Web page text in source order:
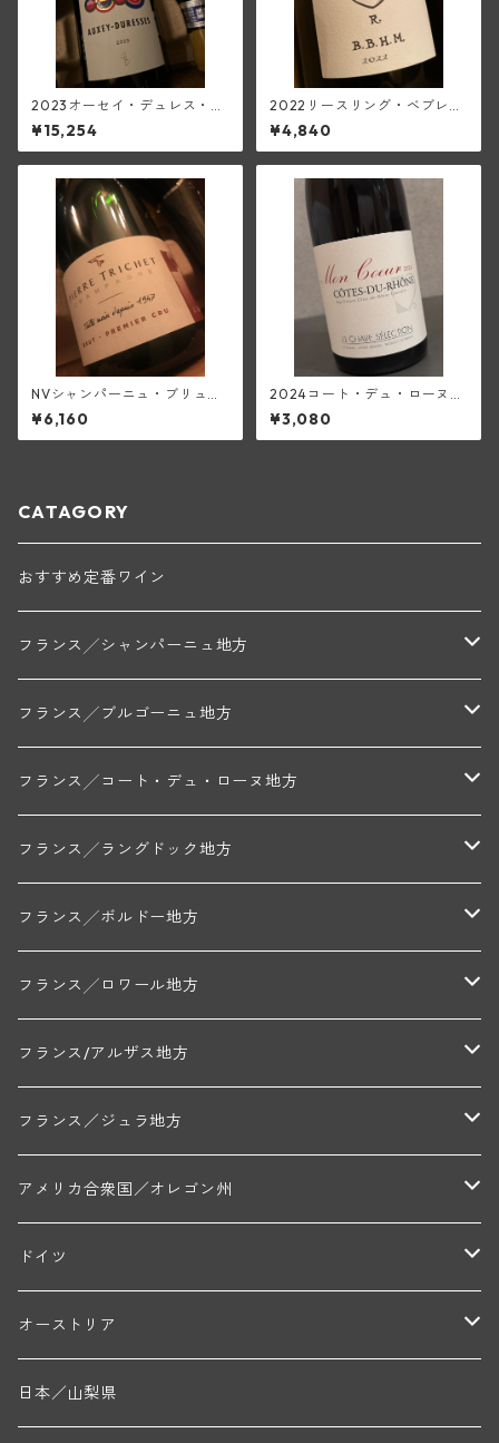
2023オーセイ・デュレス・ブ
ラン(ピエール・エ・ルイ・ト
ラペ)
¥15,254
2022リースリング・ベブレン
ハイム(トラペ)
¥4,840
NVシャンパーニュ・ブリュッ
ト・ブラン1級(ピエール・トリ
シェ)
¥6,160
2024コート・デュ・ローヌ・
モン・クール(ジャン・ルイ・
シャーヴ・セレクション)
¥3,080
CATAGORY
おすすめ定番ワイン
フランス╱シャンパーニュ地方
モンターニュ・ド・ランス
トリシェ・ディディエ
コート・デ・ブラン
ミッシェル・ジュネ
フランス╱ブルゴーニュ地方
シャブリ地区
プティ・ポンティニィ(シャブリ)
アラン・マティアス(トネロワ)
コート・ド・ニュイ地区
クロード・デュガ(ジュヴレ・シャンベルタン)
セラファン・ペール・エ・フィス(ジュヴレ・シャンベルタン)
エマニュエル・ルジェ(フラジェ・エシェゾー)
ニコラ・ルジェ(フラジェ・エシェゾー)
コート・ド・ボーヌ地区
フランソワーズ・ジャニアール(ペルナン・ヴェルジュレス)
マルキ・ダンジェルヴィル(ヴォルネー)
ドニ・ペール・エ・フィス(ペルナン・ヴェルジュレス)
コント・ラフォン(ムルソー)
コート・シャロネーズ地区
ロワイエ(コート・デュ・クーショワ)
A&Pド・ヴィレーヌ(ブーズロン)
マコネ地区
マンシア・ポンセ(シャントレ)
ボージョレ地区
フランク・ジュイヤール(ジュリエナ)
ギイ・ブルトン(モルゴン)
フランス╱コート・デュ・ローヌ地方
北部地区
ジャン・ルイ・シャーヴ(エルミタージュ)
ジャン・ルイ・シャーヴ・セレクション(エルミタージュ)
南部地区
ル・ヴュー・ドンジョン(シャトーヌフ・デュ・パプ)
シャトー・ライヤ(シャトーヌフ・デュ・パプ)
フランス╱ラングドック地方
コトー・デュ・ラングドック地区
ド・ロルチュ(ヴァルフローネ)
ヴァン・ド・ペイ・ド・レロー
ムーラン・ド・ガサック
フランス╱ボルドー地方
アントル・ドゥー・メール地区
シャトー・レストリーユ
メドック地区
シャトー・ル・タンプル
フランス╱ロワール地方
ペイ・ナンテ地区
デ・オー・ペミオン(ムスカデ)
サントル・ニヴェルネ地区
ディディエ・ダグノー(プイィ・フュメ)
レジス・ミネ(プイィ・フュメ)
トゥーレーヌ地区
ド・ラ・ノブレ(シノン)
フランス/アルザス地方
ロリー・ガスマン
フランス／ジュラ地方
アルボワ
ペリカン
アメリカ合衆国／オレゴン州
ウィラメット・ヴァレー
ニコラ・ジェイ
ドイツ
ラインガウ
ゲオルグ・ブロイヤー
フランケン
オーストリア
テルメンレギオン
日本／山梨県